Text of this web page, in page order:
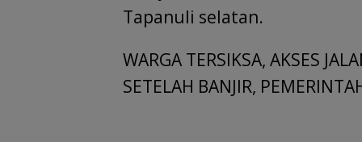
Tapanuli selatan.
WARGA TERSIKSA, AKSES
SETELAH BANJIR,